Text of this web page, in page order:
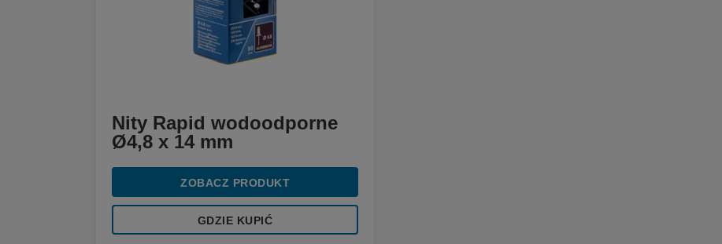
Nity Rapid wodoodporne
Ø4,8 x 14 mm
ZOBACZ PRODUKT
GDZIE KUPIĆ